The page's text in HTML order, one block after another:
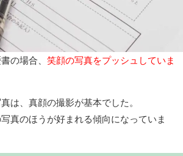
の場合、 笑顔の写真をプッシュしていま
は、真顔の撮影が基本でした。
真のほうが好まれる傾向になっていま